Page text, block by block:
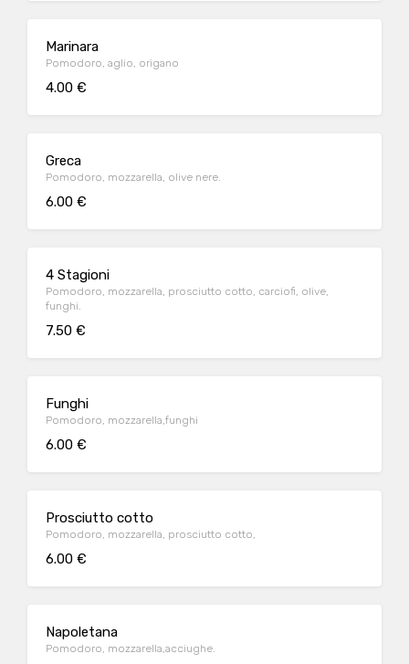
Marinara
Pomodoro, aglio, origano
4.00 €
Greca
Pomodoro, mozzarella, olive nere.
6.00 €
4 Stagioni
Pomodoro, mozzarella, prosciutto cotto, carciofi, olive,
funghi.
7.50 €
Funghi
Pomodoro, mozzarella,funghi
6.00 €
Prosciutto cotto
Pomodoro, mozzarella, prosciutto cotto,
6.00 €
Napoletana
Pomodoro, mozzarella,acciughe.